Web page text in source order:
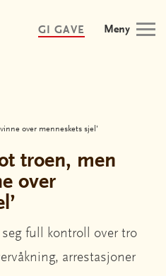
Meny
GI GAVE
over menneskets sjel’
troen, men
over
seg full kontroll over tro
arrestasjoner